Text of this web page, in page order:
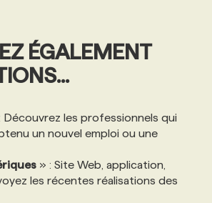
ÉGALEMENT
Découvrez les professionnels qui
un nouvel emploi ou une
» : Site Web, application,
les récentes réalisations des